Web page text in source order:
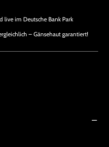
live im Deutsche Bank Park
– Gänsehaut garantiert!